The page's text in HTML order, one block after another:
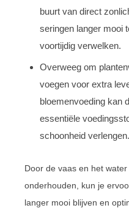
buurt van direct
seringen langer mooi
voortijdig verwelken.
Overweeg om
voegen voor extra
bloemenvoeding kan
essentiële
schoonheid verlengen.
Door de vaas en het
onderhouden, kun je
langer mooi blijven en